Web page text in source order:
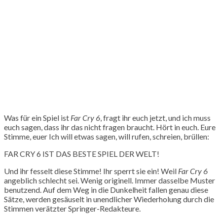
Was für ein Spiel ist Far Cry 6, fragt ihr euch jetzt, und ich muss
euch sagen, dass ihr das nicht fragen braucht. Hört in euch. Eure
Stimme, euer Ich will etwas sagen, will rufen, schreien, brüllen:
FAR CRY 6 IST DAS BESTE SPIEL DER WELT!
Und ihr fesselt diese Stimme! Ihr sperrt sie ein! Weil Far Cry 6
angeblich schlecht sei. Wenig originell. Immer dasselbe Muster
benutzend. Auf dem Weg in die Dunkelheit fallen genau diese
Sätze, werden gesäuselt in unendlicher Wiederholung durch die
Stimmen verätzter Springer-Redakteure.